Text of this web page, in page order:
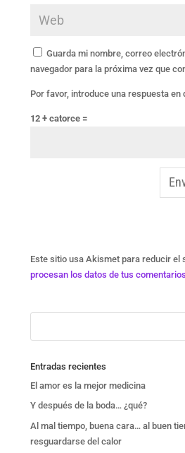
Guarda mi nombre, correo
navegador para la próxima vez que
Por favor, introduce una respuesta en
12 + catorce =
Este sitio usa Akismet para reducir el
procesan los datos de tus
Entradas recientes
El amor es la mejor medicina
Y después de la boda… ¿qué?
Al mal tiempo, buena cara… al buen
resguardarse del calor